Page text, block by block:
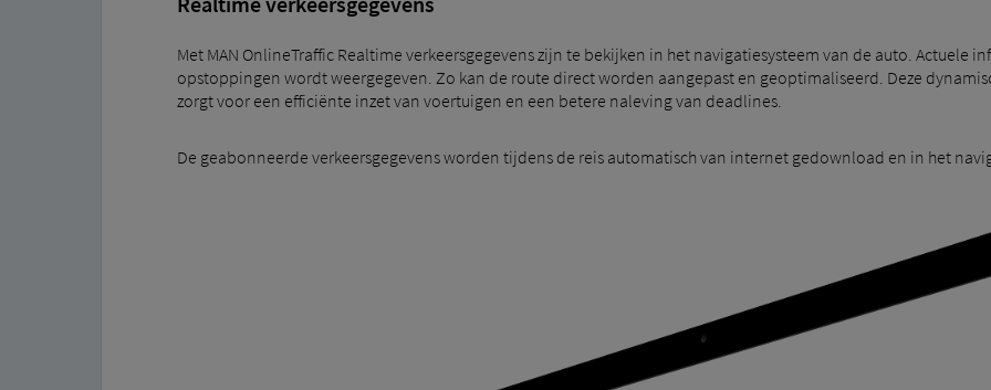
Met MAN OnlineTraffic Realtime verkeersgegevens zijn te bekijken in het navigatiesysteem van de auto. Actuele
opstoppingen wordt weergegeven. Zo kan de route direct worden aangepast en geoptimaliseerd. Deze
zorgt voor een efficiënte inzet van voertuigen en een betere naleving van deadlines.
De geabonneerde verkeersgegevens worden tijdens de reis automatisch van internet gedownload en in het